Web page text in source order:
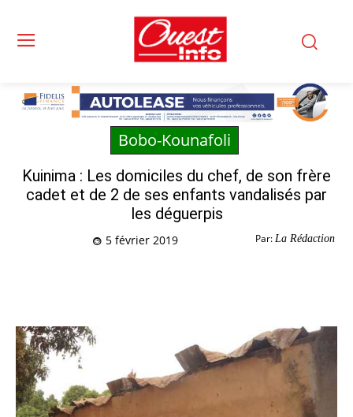
Bobo-Kounafoli
Kuinima : Les domiciles du chef, de son frère
cadet et de 2 de ses enfants vandalisés par
les déguerpis
Par: La Rédaction
5 février 2019